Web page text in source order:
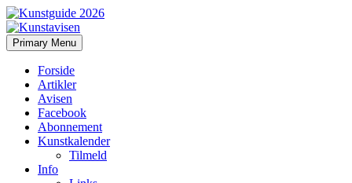
Kunstavisen
Search
Primary Menu Skip
to
Forside
Artikler
Avisen
Facebook
Abonnement
Kunstkalender
Tilmeld
Info